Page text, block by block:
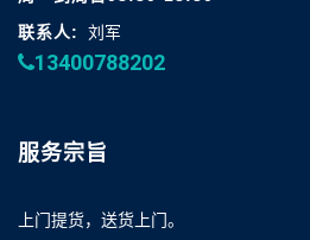
联系人:
刘军
13400788202
服务宗旨
上门提货，送货上门。